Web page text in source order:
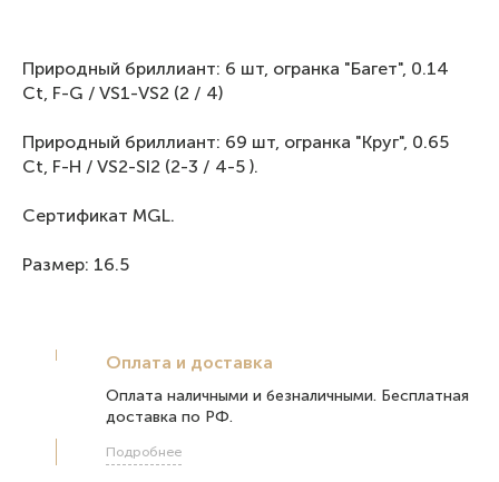
Природный бриллиант: 6 шт, огранка "Багет", 0.14
Ct, F-G / VS1-VS2 (2 / 4)
Природный бриллиант: 69 шт, огранка "Круг", 0.65
Ct, F-H / VS2-SI2 (2-3 / 4-5 ).
Сертификат MGL.
Размер: 16.5
Оплата и доставка
Оплата наличными и безналичными. Бесплатная
доставка по РФ.
Подробнее